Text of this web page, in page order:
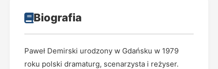
Biografia
Paweł Demirski urodzony w Gdańsku w 1979
roku polski dramaturg, scenarzysta i reżyser.